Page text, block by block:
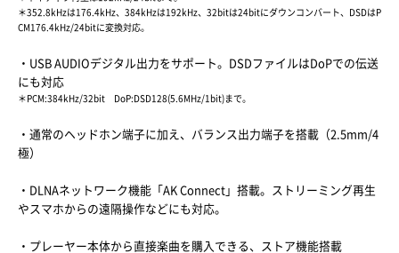
＊352.8kHzは176.4kHz、384kHzは192kHz、32bitは24bitにダウンコンバート、DSDはP
CM176.4kHz/24bitに変換対応。
・USB AUDIOデジタル出力をサポート。DSDファイルはDoPでの伝送
にも対応
＊PCM:384kHz/32bit DoP:DSD128(5.6MHz/1bit)まで。
・通常のヘッドホン端子に加え、バランス出力端子を搭載（2.5mm/4
極）
・DLNAネットワーク機能「AK Connect」搭載。ストリーミング再生
やスマホからの遠隔操作などにも対応。
・プレーヤー本体から直接楽曲を購入できる、ストア機能搭載